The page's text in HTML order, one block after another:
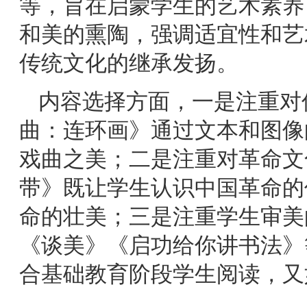
等，旨在启蒙学生的艺术素
和美的熏陶，强调适宜性和
传统文化的继承发扬。
内容选择方面，一是注重
曲：连环画》通过文本和图
戏曲之美；二是注重对革命
带》既让学生认识中国革命
命的壮美；三是注重学生审
《谈美》《启功给你讲书法
合基础教育阶段学生阅读，